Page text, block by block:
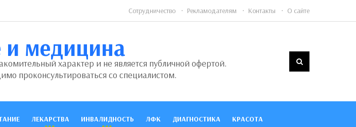
Сотрудничество Рекламодателям Контакты О сайте
и медицина
характер и не является публичной офертой.
проконсультироваться со специалистом.
ЛЕКАРСТВА ИНВАЛИДНОСТЬ ЛФК ДИАГНОСТИКА КРАСОТА